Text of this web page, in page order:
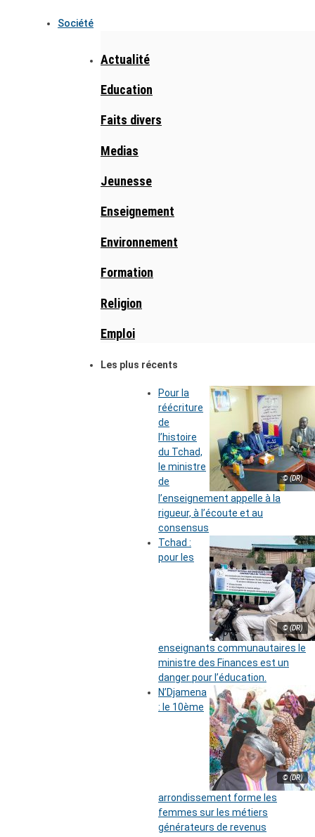
Société
Actualité
Education
Faits divers
Medias
Jeunesse
Enseignement
Environnement
Formation
Religion
Emploi
Les plus récents
© (DR)
Pour la
réécriture
de
l’histoire
du Tchad,
le ministre
de
l’enseignement appelle à la
rigueur, à l’écoute et au
consensus
© (DR)
Tchad :
pour les
enseignants communautaires le
ministre des Finances est un
danger pour l’éducation.
© (DR)
N’Djamena
: le 10ème
arrondissement forme les
femmes sur les métiers
générateurs de revenus